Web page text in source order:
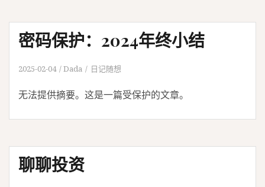
密码保护：2024年终小结
2025-02-04 Dada 日记随想
无法提供摘要。这是一篇受保护的文章。
聊聊投资